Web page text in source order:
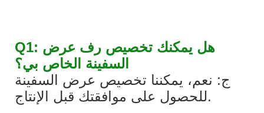
Q1: هل يمكنك تخصيص رف عرض
السفينة الخاص بي؟
ج: نعم، يمكننا تخصيص عرض السفينة
للحصول على موافقتك قبل الإنتاج.